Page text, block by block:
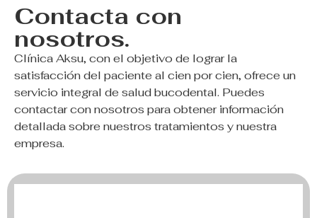
Contacta con
nosotros.
Clínica Aksu, con el objetivo de lograr la
satisfacción del paciente al cien por cien, ofrece un
servicio integral de salud bucodental. Puedes
contactar con nosotros para obtener información
detallada sobre nuestros tratamientos y nuestra
empresa.